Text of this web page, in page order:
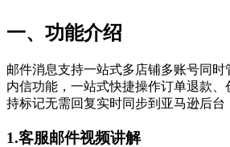
一、功能介绍
邮件消息支持一站式多店铺多账号同
内信功能，一站式快捷操作订单退款
持标记无需回复实时同步到亚马逊后台
1.客服邮件视频讲解